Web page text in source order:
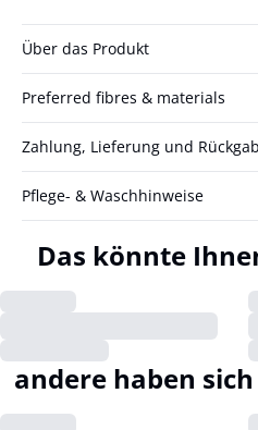
Über das Produkt
Preferred fibres & materials
Zahlung, Lieferung und
Pflege- & Waschhinweise
Das könnte
andere haben